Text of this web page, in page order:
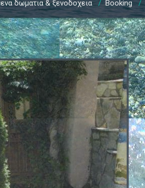
δωματια & ξενοδοχεια /Booking /